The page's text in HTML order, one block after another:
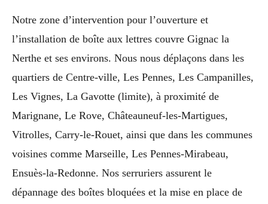
Notre zone d’intervention pour l’ouverture et
l’installation de boîte aux lettres couvre Gignac la
Nerthe et ses environs. Nous nous déplaçons dans les
quartiers de Centre-ville, Les Pennes, Les Campanilles,
Les Vignes, La Gavotte (limite), à proximité de
Marignane, Le Rove, Châteauneuf-les-Martigues,
Vitrolles, Carry-le-Rouet, ainsi que dans les communes
voisines comme Marseille, Les Pennes-Mirabeau,
Ensuès-la-Redonne. Nos serruriers assurent le
dépannage des boîtes bloquées et la mise en place de